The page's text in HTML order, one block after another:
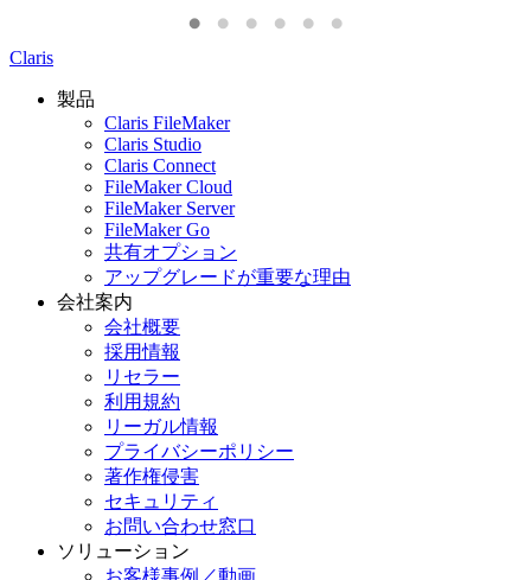
Claris
製品
Claris FileMaker
Claris Studio
Claris Connect
FileMaker Cloud
FileMaker Server
FileMaker Go
共有オプション
アップグレードが重要な理由
会社案内
会社概要
採用情報
リセラー
利用規約
リーガル情報
プライバシーポリシー
著作権侵害
セキュリティ
お問い合わせ窓口
ソリューション
お客様事例／動画